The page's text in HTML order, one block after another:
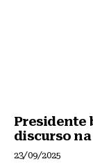
Presidente
discurso na
23/09/2025